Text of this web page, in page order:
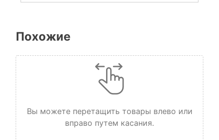
Похожие
Вы можете перетащить товары влево или
вправо путем касания.